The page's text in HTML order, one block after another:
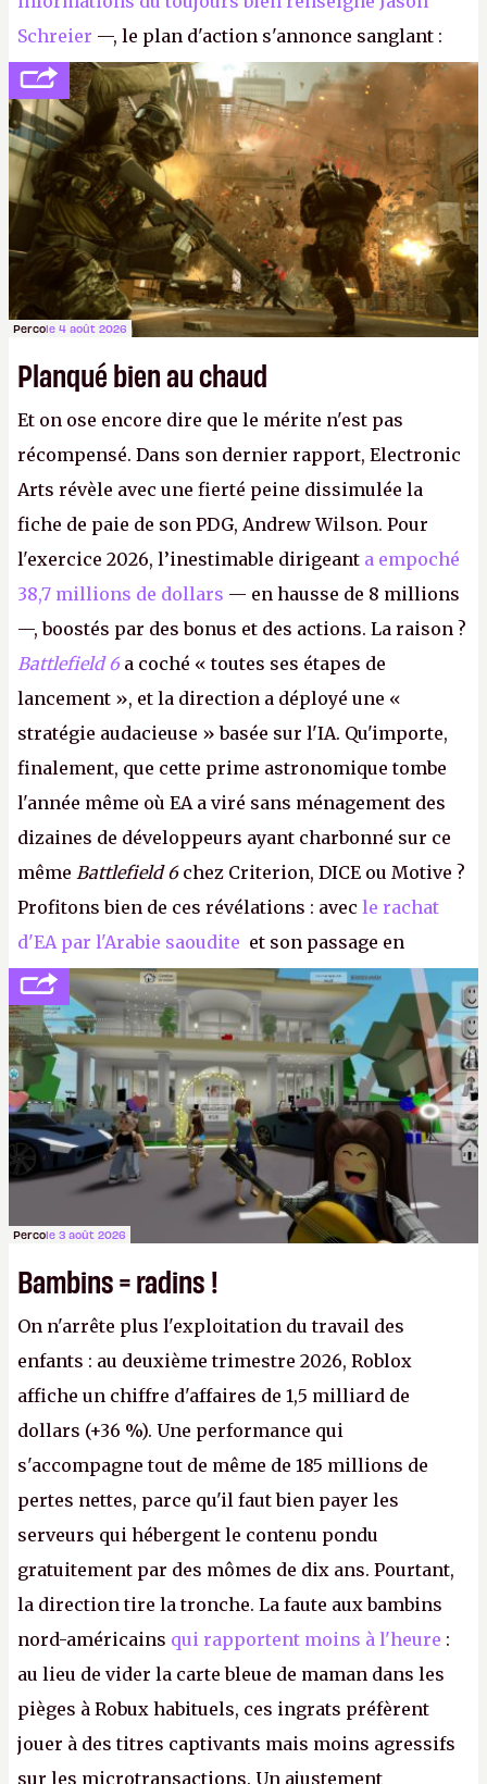
Schreier —, le plan d'action s'annonce sanglant :
réductions de coûts drastiques, fermetures de
studios et licenciements massifs. En gros, essorer
FCetBattlefield, puis virer le reste.P.
Percole 4 août 2026
Planqué bien au chaud
Et on ose encore dire que le mérite n'est pas
récompensé. Dans son dernier rapport, Electronic
Arts révèle avec une fierté peine dissimulée la
fiche de paie de son PDG, Andrew Wilson. Pour
l'exercice 2026, l’inestimable dirigeant a empoché
38,7 millions de dollars — en hausse de 8 millions
—, boostés par des bonus et des actions. La raison ?
Battlefield 6 a coché « toutes ses étapes de
lancement », et la direction a déployé une «
stratégie audacieuse » basée sur l'IA. Qu'importe,
finalement, que cette prime astronomique tombe
l'année même où EA a viré sans ménagement des
dizaines de développeurs ayant charbonné sur ce
même Battlefield 6chez Criterion, DICE ou Motive ?
Profitons bien de ces révélations : avec le rachat
d'EA par l'Arabie saoudite et son passage en
société privée, l'éditeur n'aura bientôt plus
l'obligation de publier ses bilans. Encore une
victoire pour la transparence.P.
Percole 3 août 2026
Bambins = radins !
On n'arrête plus l'exploitation du travail des
enfants : au deuxième trimestre 2026, Roblox
affiche un chiffre d'affaires de 1,5 milliard de
dollars (+36 %). Une performance qui
s'accompagne tout de même de 185 millions de
pertes nettes, parce qu'il faut bien payer les
serveurs qui hébergent le contenu pondu
gratuitement par des mômes de dix ans. Pourtant,
la direction tire la tronche. La faute aux bambins
nord-américains qui rapportent moins à l'heure :
au lieu de vider la carte bleue de maman dans les
pièges à Robux habituels, ces ingrats préfèrent
jouer à des titres captivants mais moins agressifs
sur les microtransactions. Un ajustement